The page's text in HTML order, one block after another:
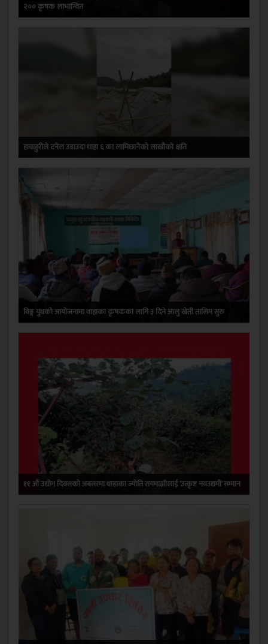
२०० कृषक लाभान्वित
हावाहुरीले टनेल उडाउदा थाहा ६ का लामिछानेको लाखौको क्षति
विङ्ग युथको आयोजनामा थाहाका कृषकका लागि ३ दिने आलु खेती तालिम सुरु
११ औं उद्योग दिवसको अबसरमा थाहाका ज्योति रायमाझीलाई ‘उत्कृष्ट नवउद्यमी’ सम्मान